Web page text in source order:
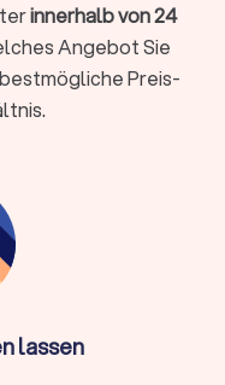
und
Übergabe der alten
bei Überschneidung
Kleiderboxen,
des
innerhalb von 24
Angebot Sie
Preis-
lassen